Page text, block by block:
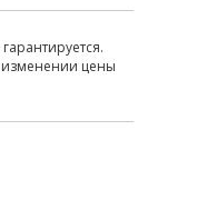
изменении цены